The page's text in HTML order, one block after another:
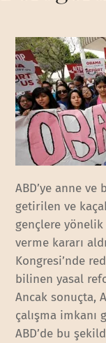
ABD’ye anne ve
getirilen ve
gençlere yönelik
verme kararı
Kongresi’nde
bilinen yasal
Ancak sonuçta,
çalışma imkanı
ABD’de bu